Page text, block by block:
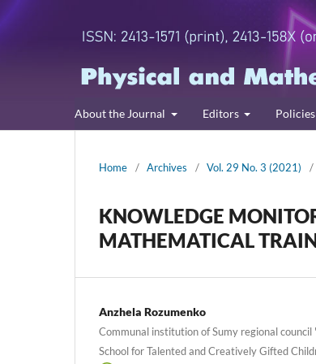
About the Journal Editors Policies
Home / Archives / Vol. 29 No. 3 (2021) /
KNOWLEDGE
MATHEMATICAL
Anzhela Rozumenko
Communal institution of Sumy regional
School for Talented and Creatively Gifted